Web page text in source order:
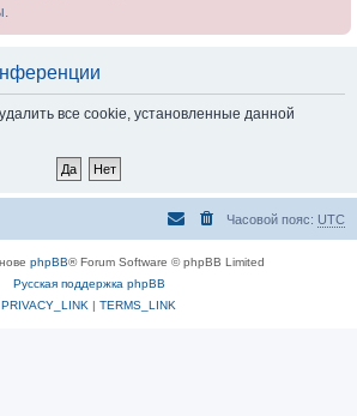
все cookie, установленные данной
Часовой пояс: UTC
phpBB® Forum Software © phpBB Limited
Русская поддержка phpBB
PRIVACY_LINK | TERMS_LINK